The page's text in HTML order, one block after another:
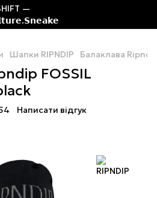
Шапки RIPNDIP Балаклава
FOSSIL
Написати відгук